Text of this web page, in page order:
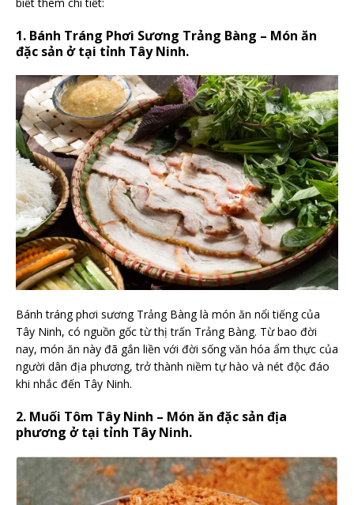
1. Bánh Tráng Phơi Sương Trảng Bàng – Món ăn
đặc sản ở tại tỉnh Tây Ninh.
Bánh tráng phơi sương Trảng Bàng là món ăn nổi tiếng của
Tây Ninh, có nguồn gốc từ thị trấn Trảng Bàng. Từ bao đời
nay, món ăn này đã gắn liền với đời sống văn hóa ẩm thực của
người dân địa phương, trở thành niềm tự hào và nét độc đáo
khi nhắc đến Tây Ninh.
2. Muối Tôm Tây Ninh – Món ăn đặc sản địa
phương ở tại tỉnh Tây Ninh.